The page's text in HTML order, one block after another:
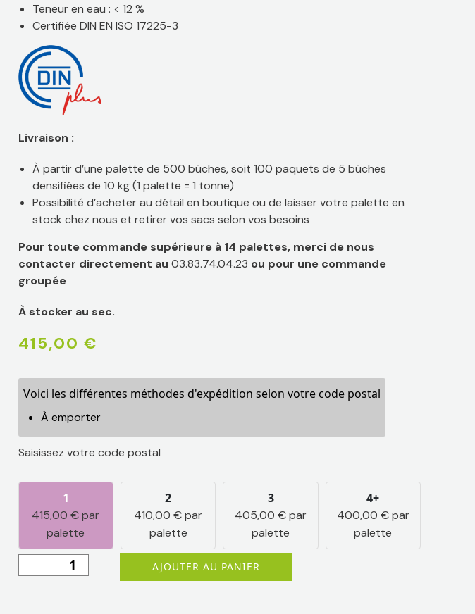
Teneur en eau : < 12 %
Certifiée DIN EN ISO 17225-3
Livraison :
À partir d’une palette de 500 bûches, soit 100 paquets de 5 bûches
densifiées de 10 kg (1 palette = 1 tonne)
Possibilité d’acheter au détail en boutique ou de laisser votre palette en
stock chez nous et retirer vos sacs selon vos besoins
Pour toute commande supérieure à 14 palettes, merci de nous
contacter directement au 03.83.74.04.23 ou pour une commande
groupée
À stocker au sec.
415,00 €
Voici les différentes méthodes d'expédition selon votre code postal
À emporter
Saisissez votre code postal
1
415,00€ par
palette
2
410,00€ par
palette
3
405,00€par
palette
4+
400,00 €par
palette
de
AJOUTER AU PANIER